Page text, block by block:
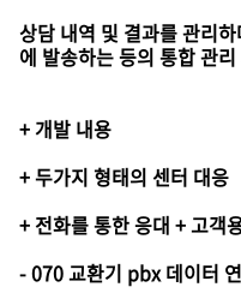
상담 내역 및 결과를 관리
에 발송하는 등의 통합 관
+ 개발 내용
+ 두가지 형태의 센터 대응
+ 전화를 통한 응대 + 고객
- 070 교환기 pbx 데이터